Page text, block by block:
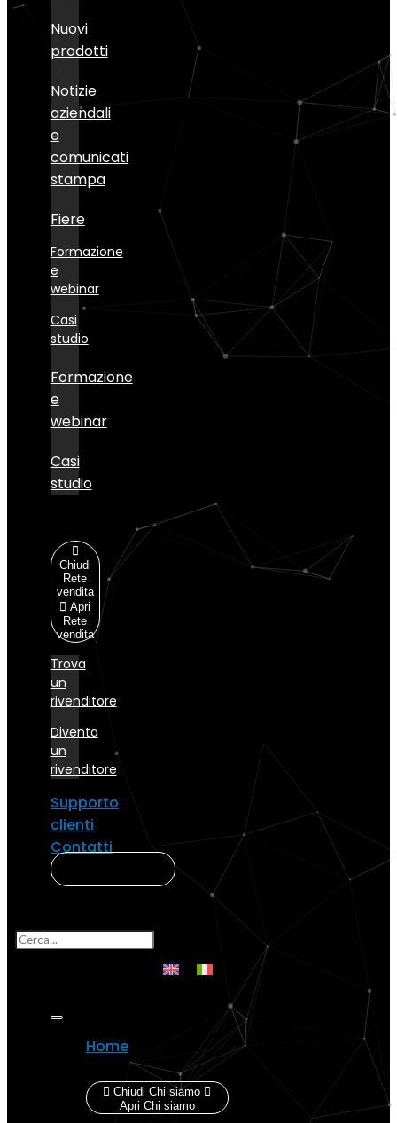
Nuovi
prodotti
Notizie
aziendali
e
comunicati
stampa
Fiere
Formazione
e
webinar
Casi
studio
Formazione
e
webinar
Casi
studio
Chiudi
Rete
vendita
Apri
Rete
vendita
Trova
un
rivenditore
Diventa
un
rivenditore
Supporto
clienti
Contatti
Home
Chi siamo
Chiudi Chi siamo
Apri Chi siamo